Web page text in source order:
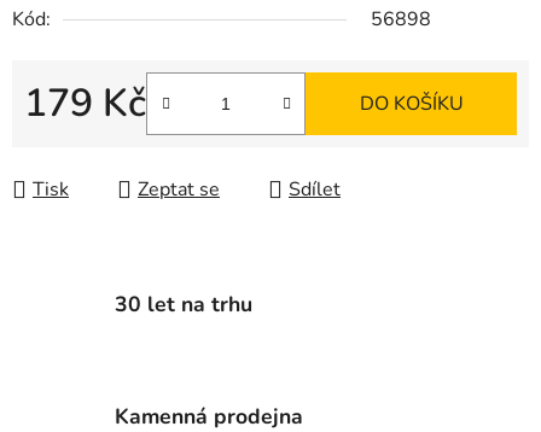
Kód:
56898
179 Kč DO KOŠÍKU
Tisk Zeptat se Sdílet
30 let na trhu
Kamenná prodejna